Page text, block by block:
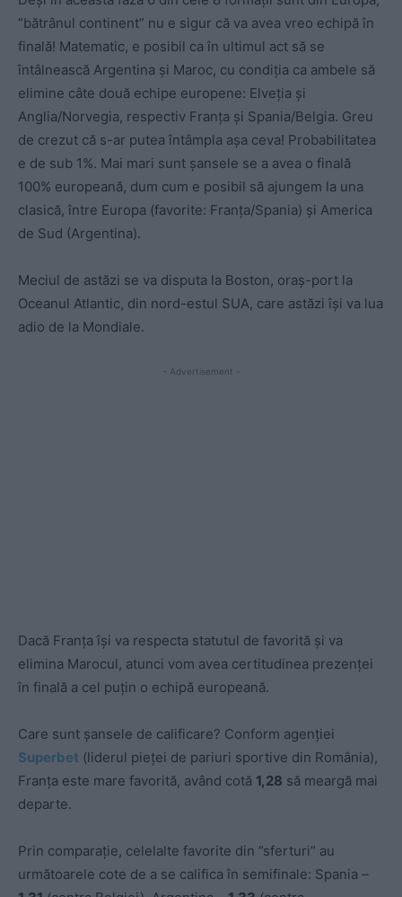
”bătrânul continent” nu e sigur că va avea vreo echipă în
finală! Matematic, e posibil ca în ultimul act să se
întâlnească Argentina și Maroc, cu condiția ca ambele să
elimine câte două echipe europene: Elveția și
Anglia/Norvegia, respectiv Franța și Spania/Belgia. Greu
de crezut că s-ar putea întâmpla așa ceva! Probabilitatea
e de sub 1%. Mai mari sunt șansele se a avea o finală
100% europeană, dum cum e posibil să ajungem la una
clasică, între Europa (favorite: Franța/Spania) și America
de Sud (Argentina).
Meciul de astăzi se va disputa la Boston, oraș-port la
Oceanul Atlantic, din nord-estul SUA, care astăzi își va lua
adio de la Mondiale.
- Advertisement -
Dacă Franța își va respecta statutul de favorită și va
elimina Marocul, atunci vom avea certitudinea prezenței
în finală a cel puțin o echipă europeană.
Care sunt șansele de calificare? Conform agenției
Superbet (liderul pieței de pariuri sportive din România),
Franța este mare favorită, având cotă 1,28 să meargă mai
departe.
Prin comparație, celelalte favorite din ”sferturi” au
următoarele cote de a se califica în semifinale: Spania –